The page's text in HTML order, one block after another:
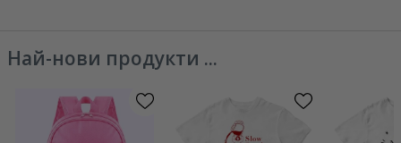
Най-нови продукти ...